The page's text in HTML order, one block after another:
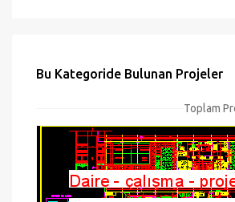
Bu Kategoride Bulunan Projeler
Toplam